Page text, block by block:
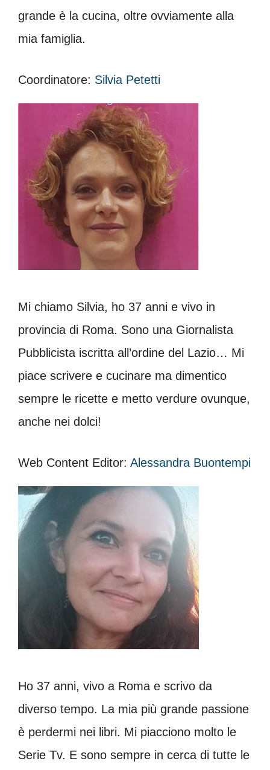
grande è la cucina, oltre ovviamente alla
mia famiglia.
Coordinatore: Silvia Petetti
Mi chiamo Silvia, ho 37 anni e vivo in
provincia di Roma. Sono una Giornalista
Pubblicista iscritta all’ordine del Lazio… Mi
piace scrivere e cucinare ma dimentico
sempre le ricette e metto verdure ovunque,
anche nei dolci!
Web Content Editor: Alessandra Buontempi
Ho 37 anni, vivo a Roma e scrivo da
diverso tempo. La mia più grande passione
è perdermi nei libri. Mi piacciono molto le
Serie Tv. E sono sempre in cerca di tutte le